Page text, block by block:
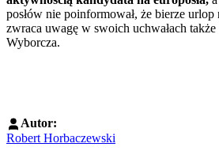
posłów nie poinformował, że bierze
zwraca uwagę w swoich uchwałach
Wyborcza.
Autor:
Robert Horbaczewski